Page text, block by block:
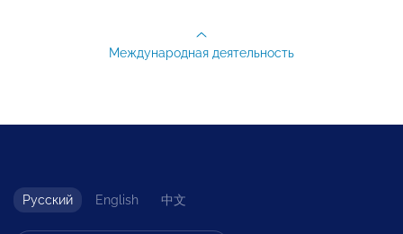
Международная деятельность
Русский English 中文